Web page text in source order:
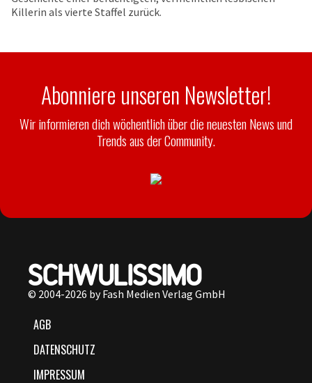
Killerin als vierte Staffel zurück.
Abonniere unseren Newsletter!
Wir informieren dich wöchentlich über die neuesten News und
Trends aus der Community.
© 2004-2026 by Fash Medien Verlag GmbH
AGB
DATENSCHUTZ
IMPRESSUM